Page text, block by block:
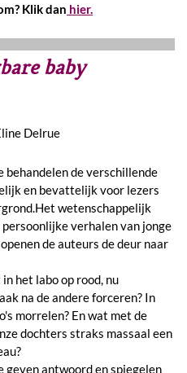
Klik dan hier.
baby
Delrue
behandelen de verschillende
en bevattelijk voor lezers
wetenschappelijk
verhalen van jonge
de auteurs de deur naar
het labo op rood, nu
na de andere forceren? In
morrelen? En wat met de
dochters straks massaal een
geven antwoord en spiegelen